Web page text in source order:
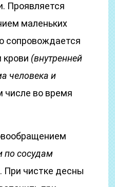
Проявляется
маленьких
сопровождается
крови (внутренней
человека и
числе во время
по сосудам
. При чистке десны